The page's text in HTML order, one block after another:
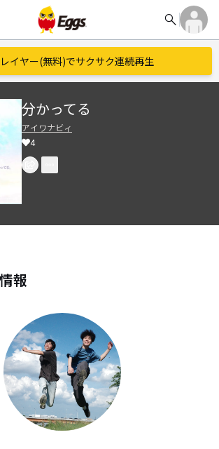
search
イヤー(無料)でサクサク連続再生
分かってる
アイワナビィ
4
報